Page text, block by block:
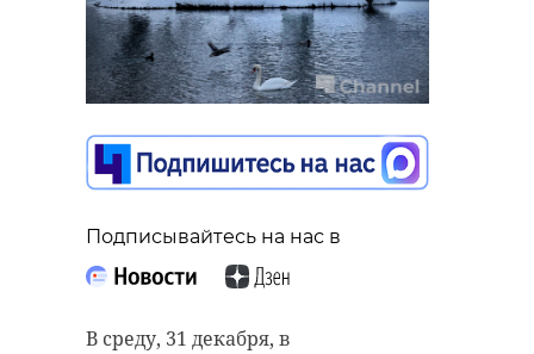
Подписывайтесь на нас в
В среду, 31 декабря, в